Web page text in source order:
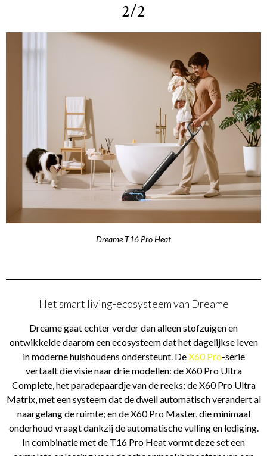
2/2
Dreame T16 Pro Heat
Het smart living-ecosysteem van Dreame
Dreame gaat echter verder dan alleen stofzuigen en
ontwikkelde daarom een ecosysteem dat het dagelijkse leven
in moderne huishoudens ondersteunt. DeX60 Pro-serie
vertaalt die visie naar drie modellen: de X60 Pro Ultra
Complete, het paradepaardje van de reeks; de X60 Pro Ultra
Matrix, met een systeem dat de dweil automatisch verandert al
naargelang de ruimte; en de X60 Pro Master, die minimaal
onderhoud vraagt dankzij de automatische vulling en lediging.
In combinatie met de T16 Pro Heat vormt deze set een